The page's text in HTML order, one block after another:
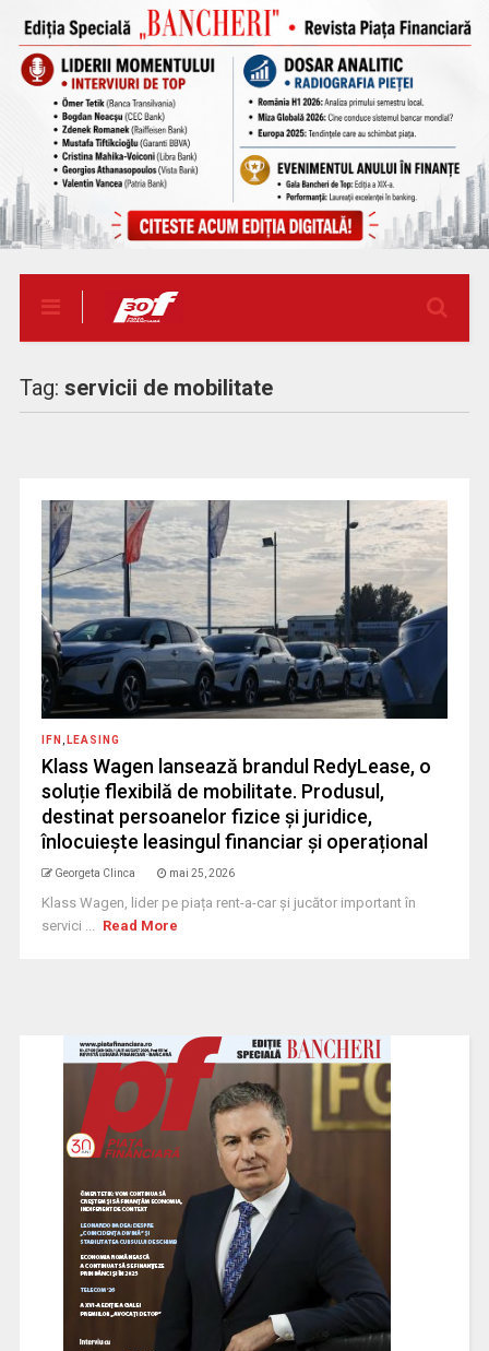
Tag: servicii de mobilitate
IFN LEASING
Klass Wagen lansează brandul RedyLease, o
soluție flexibilă de mobilitate. Produsul,
destinat persoanelor fizice și juridice,
înlocuiește leasingul financiar și operațional
Georgeta Clinca mai 25, 2026
Klass Wagen, lider pe piața rent-a-car și jucător important în
servici ... Read More